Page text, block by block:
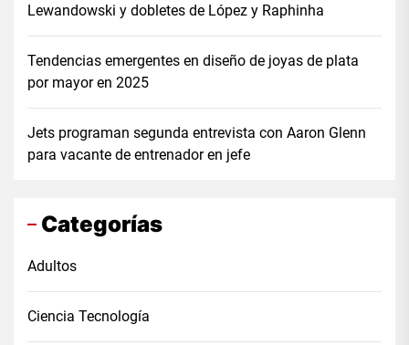
Lewandowski y dobletes de López y Raphinha
Tendencias emergentes en diseño de joyas de plata
por mayor en 2025
Jets programan segunda entrevista con Aaron Glenn
para vacante de entrenador en jefe
Categorías
Adultos
Ciencia Tecnología